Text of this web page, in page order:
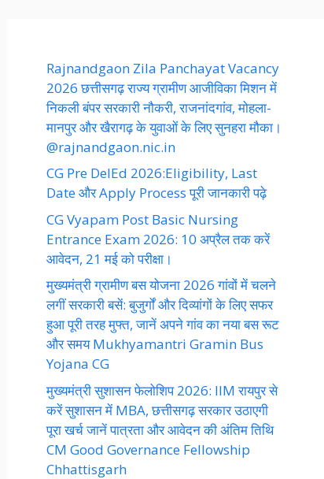
Rajnandgaon Zila Panchayat Vacancy
2026 छत्तीसगढ़ राज्य ग्रामीण आजीविका मिशन में
निकली बंपर सरकारी नौकरी, राजनांदगांव, मोहला-
मानपुर और खैरागढ़ के युवाओं के लिए सुनहरा मौका।
@rajnandgaon.nic.in
CG Pre DelEd 2026:Eligibility, Last
Date और Apply Process पूरी जानकारी पढ़े
CG Vyapam Post Basic Nursing
Entrance Exam 2026: 10 अप्रैल तक करें
आवेदन, 21 मई को परीक्षा।
मुख्यमंत्री ग्रामीण बस योजना 2026 गांवों में चलने
लगीं सरकारी बसें: बुजुर्गों और दिव्यांगों के लिए सफर
हुआ पूरी तरह मुफ्त, जानें अपने गांव का नया बस रूट
और समय Mukhyamantri Gramin Bus
Yojana CG
मुख्यमंत्री सुशासन फेलोशिप 2026: IIM रायपुर से
करें सुशासन में MBA, छत्तीसगढ़ सरकार उठाएगी
पूरा खर्च जानें पात्रता और आवेदन की अंतिम तिथि
CM Good Governance Fellowship
Chhattisgarh